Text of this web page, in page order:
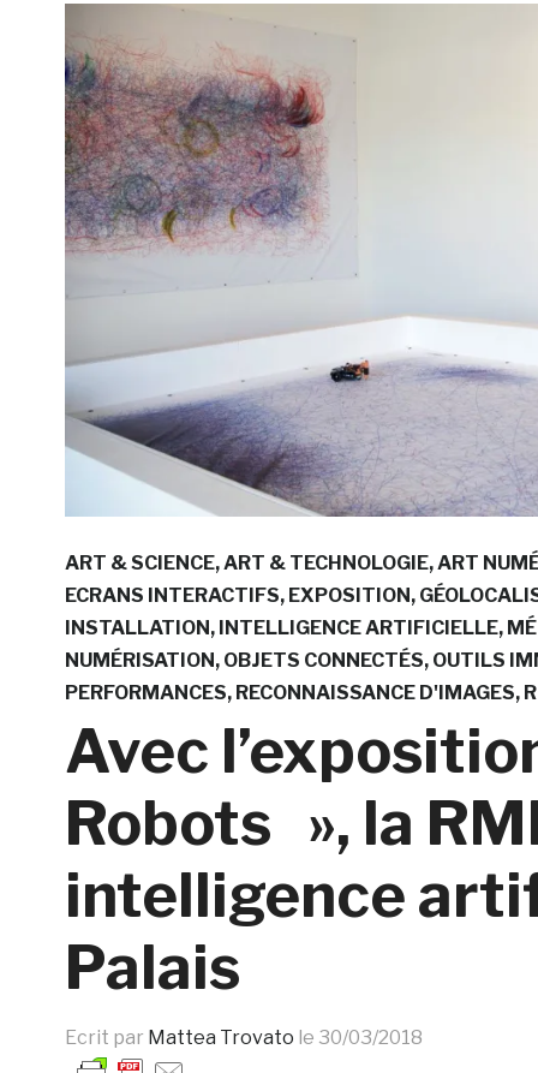
ART & SCIENCE ART & TECHNOLOGIE ART
ECRANS INTERACTIFS EXPOSITION
INSTALLATION INTELLIGENCE ARTIFICIELLE
NUMÉRISATION OBJETS CONNECTÉS OUTILS
PERFORMANCES RECONNAISSANCE D'IMAGES
Avec
Robots », la
intelligence
Palais
Ecrit par Mattea Trovato le 30/03/2018